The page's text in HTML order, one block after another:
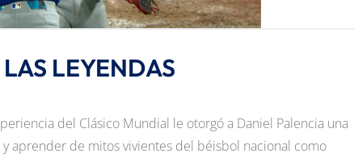
LEYENDAS
del Clásico Mundial le otorgó a Daniel Palencia una
aprender de mitos vivientes del béisbol nacional como